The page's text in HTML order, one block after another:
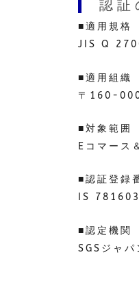
認証
■適用規格
JIS Q
■適用組織
〒160-
■対象範囲
Eコマース
■認証登録
IS 781603
■認定機関
SGSジャパ